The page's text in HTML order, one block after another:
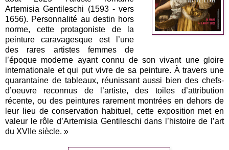
Artemisia Gentileschi (1593 - vers
1656). Personnalité au destin hors
norme, cette protagoniste de la
peinture caravagesque est l’une
des rares artistes femmes de
l’époque moderne ayant connu de son vivant une gloire
internationale et qui put vivre de sa peinture. À travers une
quarantaine de tableaux, réunissant aussi bien des chefs-
d’oeuvre reconnus de l’artiste, des toiles d’attribution
récente, ou des peintures rarement montrées en dehors de
leur lieu de conservation habituel, cette exposition met en
valeur le rôle d’Artemisia Gentileschi dans l’histoire de l’art
du XVIIe siècle. »